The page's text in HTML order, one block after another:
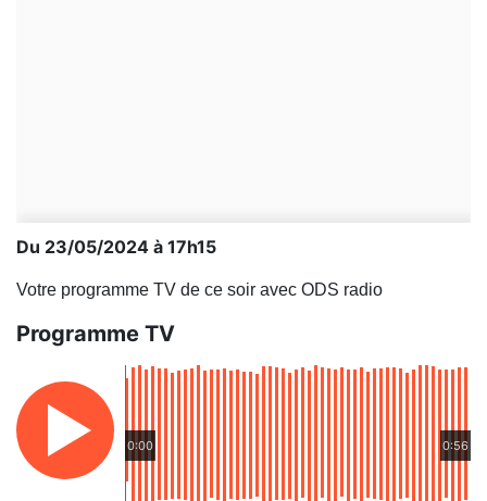
Du 23/05/2024 à 17h15
Votre programme TV de ce soir avec ODS radio
Programme TV
0:00 0:56